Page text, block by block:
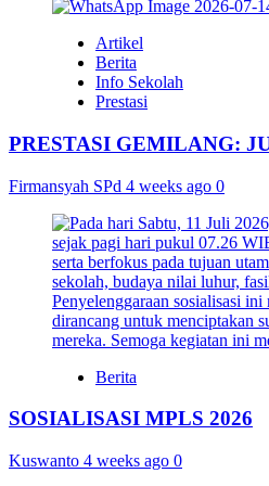
Artikel
Berita
Info Sekolah
Prestasi
PRESTASI GEMILANG:
Firmansyah SPd 4 weeks ago 0
Berita
SOSIALISASI MPLS 2026
Kuswanto 4 weeks ago 0